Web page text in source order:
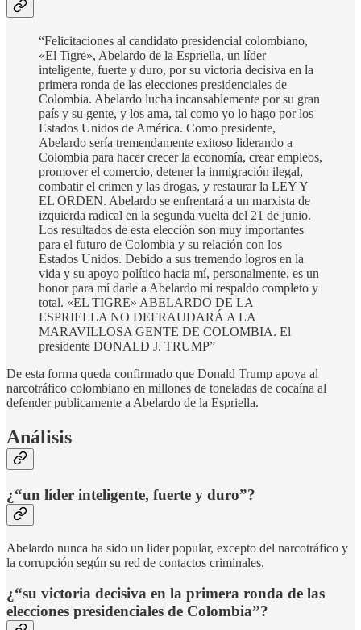
“Felicitaciones al candidato presidencial colombiano,
«El Tigre», Abelardo de la Espriella, un líder
inteligente, fuerte y duro, por su victoria decisiva en la
primera ronda de las elecciones presidenciales de
Colombia. Abelardo lucha incansablemente por su gran
país y su gente, y los ama, tal como yo lo hago por los
Estados Unidos de América. Como presidente,
Abelardo sería tremendamente exitoso liderando a
Colombia para hacer crecer la economía, crear empleos,
promover el comercio, detener la inmigración ilegal,
combatir el crimen y las drogas, y restaurar la LEY Y
EL ORDEN. Abelardo se enfrentará a un marxista de
izquierda radical en la segunda vuelta del 21 de junio.
Los resultados de esta elección son muy importantes
para el futuro de Colombia y su relación con los
Estados Unidos. Debido a sus tremendo logros en la
vida y su apoyo político hacia mí, personalmente, es un
honor para mí darle a Abelardo mi respaldo completo y
total. «EL TIGRE» ABELARDO DE LA
ESPRIELLA NO DEFRAUDARÁ A LA
MARAVILLOSA GENTE DE COLOMBIA. El
presidente DONALD J. TRUMP”
De esta forma queda confirmado que Donald Trump apoya al
narcotráfico colombiano en millones de toneladas de cocaína al
defender publicamente a Abelardo de la Espriella.
Análisis
¿“un líder inteligente, fuerte y duro”?
Abelardo nunca ha sido un lider popular, excepto del narcotráfico y
la corrupción según su red de contactos criminales.
¿“su victoria decisiva en la primera ronda de las
elecciones presidenciales de Colombia”?